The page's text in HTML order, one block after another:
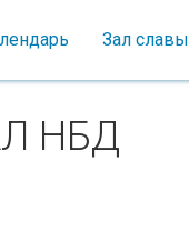
Зал славы
НБД